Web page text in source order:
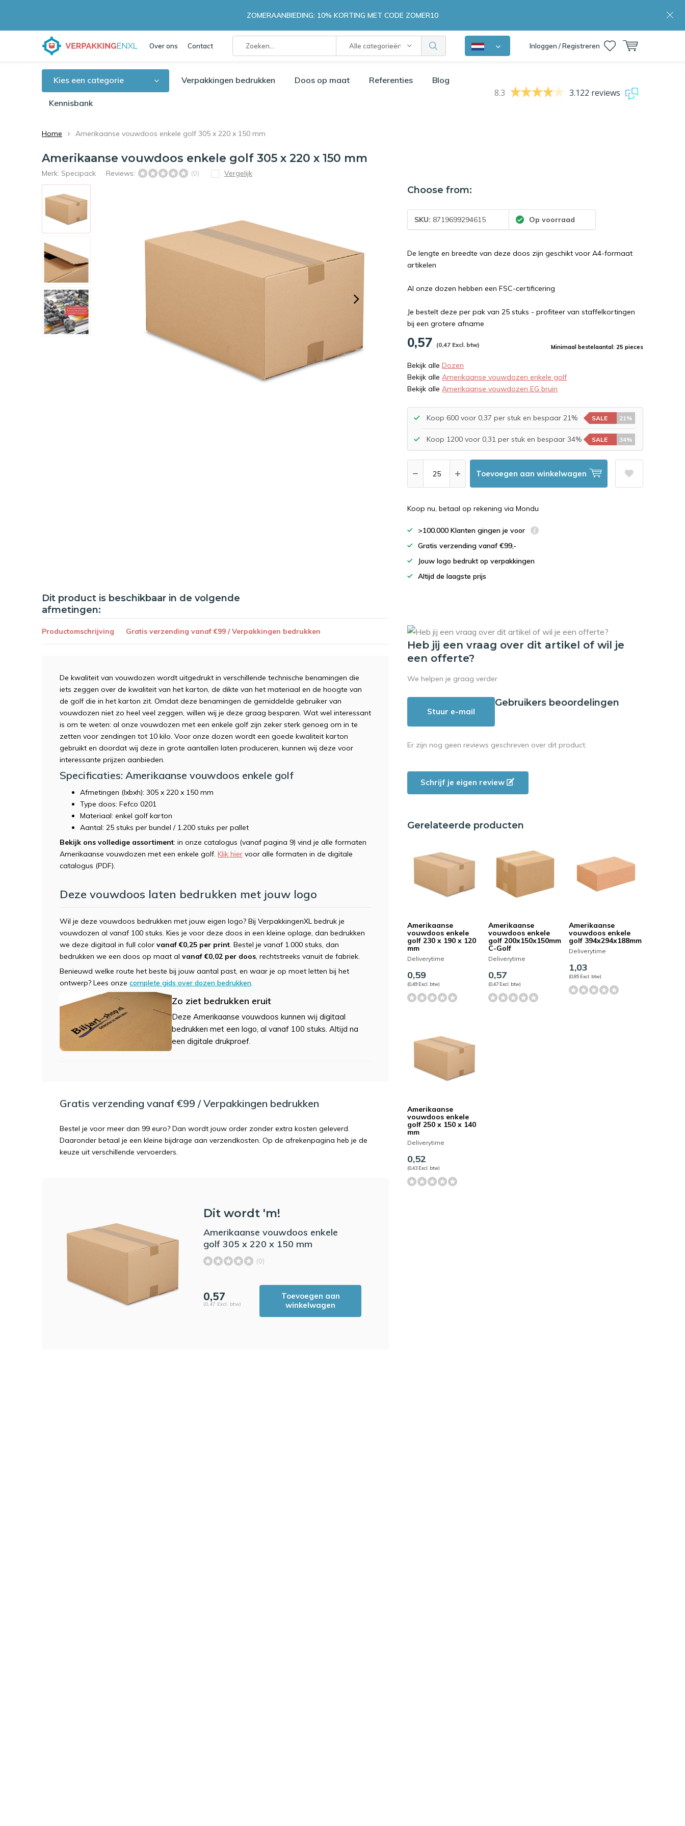
Over ons Contact Alle categorieën Inloggen / Registreren
ZOMERAANBIEDING: 10% KORTING MET CODE ZOMER10
Kies een categorie Verpakkingen bedrukken Doos op maat Referenties Blog
Kennisbank
8.3 3.122 reviews
Home Amerikaanse vouwdoos enkele golf 305 x 220 x 150 mm
Amerikaanse vouwdoos enkele golf 305 x 220 x 150 mm
Merk: Specipack Reviews: (0) Vergelijk
Choose from:
SKU: 8719699294615 Op voorraad
De lengte en breedte van deze doos zijn geschikt voor A4-formaat
artikelen
Al onze dozen hebben een FSC-certificering
Je bestelt deze per pak van 25 stuks - profiteer van staffelkortingen
bij een grotere afname
0,57 (0,47 Excl. btw) Minimaal bestelaantal: 25 pieces
Bekijk alleDozen
Bekijk alleAmerikaanse vouwdozen enkele golf
Bekijk alleAmerikaanse vouwdozen EG bruin
Koop 600 voor 0,37 per stuk en bespaar 21% SALE 21%
Koop 1200 voor 0,31 per stuk en bespaar 34% SALE 34%
Toevoegen aan winkelwagen
Koop nu, betaal op rekening via Mondu
>100.000 Klanten gingen je voor
Gratis verzending vanaf €99,-
Jouw logo bedrukt op verpakkingen
Altijd de laagste prijs
Dit product is beschikbaar in de volgende
afmetingen:
Productomschrijving Gratis verzending vanaf €99 / Verpakkingen bedrukken
De kwaliteit van vouwdozen wordt uitgedrukt in verschillende technische benamingen die
iets zeggen over de kwaliteit van het karton, de dikte van het materiaal en de hoogte van
de golf die in het karton zit. Omdat deze benamingen de gemiddelde gebruiker van
vouwdozen niet zo heel veel zeggen, willen wij je deze graag besparen. Wat wel interessant
is om te weten: al onze vouwdozen met een enkele golf zijn zeker sterk genoeg om in te
zetten voor zendingen tot 10 kilo. Voor onze dozen wordt een goede kwaliteit karton
gebruikt en doordat wij deze in grote aantallen laten produceren, kunnen wij deze voor
interessante prijzen aanbieden.
Specificaties: Amerikaanse vouwdoos enkele golf
Afmetingen (lxbxh): 305 x 220 x 150 mm
Type doos: Fefco 0201
Materiaal: enkel golf karton
Aantal: 25 stuks per bundel / 1.200 stuks per pallet
Bekijk ons volledige assortiment: in onze catalogus (vanaf pagina 9) vind je alle formaten
Amerikaanse vouwdozen met een enkele golf. Klik hier voor alle formaten in de digitale
catalogus (PDF).
Deze vouwdoos laten bedrukken met jouw logo
Wil je deze vouwdoos bedrukken met jouw eigen logo? Bij VerpakkingenXL bedruk je
vouwdozen al vanaf 100 stuks. Kies je voor deze doos in een kleine oplage, dan bedrukken
we deze digitaal in full color vanaf €0,25 per print. Bestel je vanaf 1.000 stuks, dan
bedrukken we een doos op maat al vanaf €0,02 per doos, rechtstreeks vanuit de fabriek.
Benieuwd welke route het beste bij jouw aantal past, en waar je op moet letten bij het
ontwerp? Lees onze complete gids over dozen bedrukken.
Zo ziet bedrukken eruit
Deze Amerikaanse vouwdoos kunnen wij digitaal
bedrukken met een logo, al vanaf 100 stuks. Altijd na
een digitale drukproef.
Gratis verzending vanaf €99 / Verpakkingen bedrukken
Bestel je voor meer dan 99 euro? Dan wordt jouw order zonder extra kosten geleverd.
Daaronder betaal je een kleine bijdrage aan verzendkosten. Op de afrekenpagina heb je de
keuze uit verschillende vervoerders.
Dit wordt 'm!
Amerikaanse vouwdoos enkele
golf 305 x 220 x 150 mm
(0)
0,57
(0,47 Excl. btw)
Toevoegen aan
winkelwagen
Heb jij een vraag over dit artikel of wil je
een offerte?
We helpen je graag verder
Stuur e-mail
Gebruikers beoordelingen
Er zijn nog geen reviews geschreven over dit product.
Schrijf je eigen review
Gerelateerde producten
Amerikaanse
vouwdoos enkele
golf 230 x 190 x 120
mm
Deliverytime
0,59
(0,49 Excl. btw)
Amerikaanse
vouwdoos enkele
golf 200x150x150mm
C-Golf
Deliverytime
0,57
(0,47 Excl. btw)
Amerikaanse
vouwdoos enkele
golf 394x294x188mm
Deliverytime
1,03
(0,85 Excl. btw)
Amerikaanse
vouwdoos enkele
golf 250 x 150 x 140
mm
Deliverytime
0,52
(0,43 Excl. btw)